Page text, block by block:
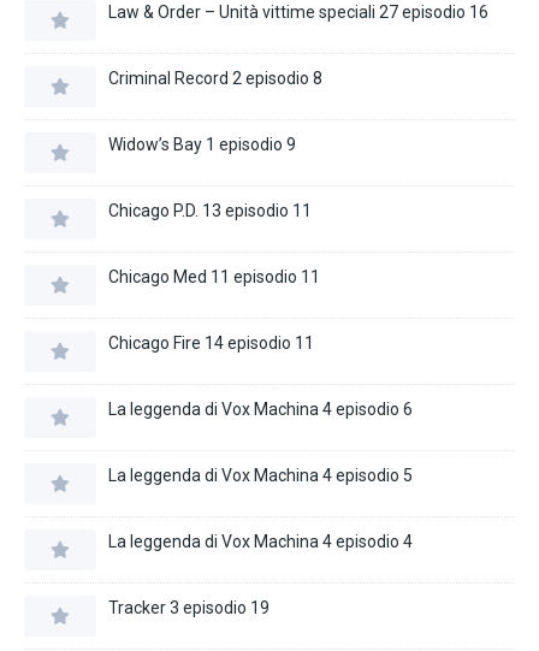
Law & Order – Unità vittime speciali 27 episodio 16
Criminal Record 2 episodio 8
Widow’s Bay 1 episodio 9
Chicago P.D. 13 episodio 11
Chicago Med 11 episodio 11
Chicago Fire 14 episodio 11
La leggenda di Vox Machina 4 episodio 6
La leggenda di Vox Machina 4 episodio 5
La leggenda di Vox Machina 4 episodio 4
Tracker 3 episodio 19